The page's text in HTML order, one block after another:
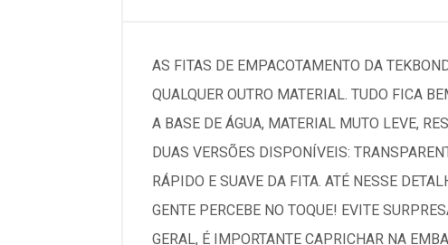
AS FITAS DE EMPACOTAMENTO DA
QUALQUER OUTRO MATERIAL. TUDO FICA
A BASE DE ÁGUA, MATERIAL MUTO LEVE,
DUAS VERSÕES DISPONÍVEIS:
RÁPIDO E SUAVE DA FITA. ATÉ NESSE
GENTE PERCEBE NO TOQUE! EVITE
GERAL, É IMPORTANTE CAPRICHAR NA